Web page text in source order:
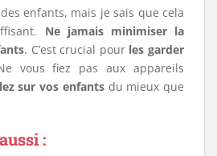
enfants, mais je sais que cela
Ne jamais minimiser la
. C’est crucial pour les garder
vous fiez pas aux appareils
sur vos enfantsdu mieux que
: